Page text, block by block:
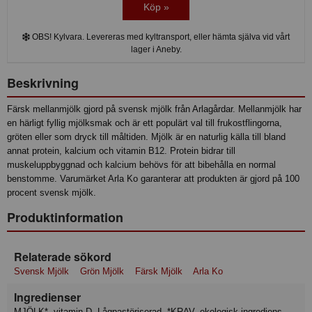
Köp »
OBS! Kylvara. Levereras med kyltransport, eller hämta själva vid vårt
lager i Aneby.
Beskrivning
Färsk mellanmjölk gjord på svensk mjölk från Arlagårdar. Mellanmjölk har
en härligt fyllig mjölksmak och är ett populärt val till frukostflingorna,
gröten eller som dryck till måltiden. Mjölk är en naturlig källa till bland
annat protein, kalcium och vitamin B12. Protein bidrar till
muskeluppbyggnad och kalcium behövs för att bibehålla en normal
benstomme. Varumärket Arla Ko garanterar att produkten är gjord på 100
procent svensk mjölk.
Produktinformation
Relaterade sökord
Svensk Mjölk Grön Mjölk Färsk Mjölk Arla Ko
Ingredienser